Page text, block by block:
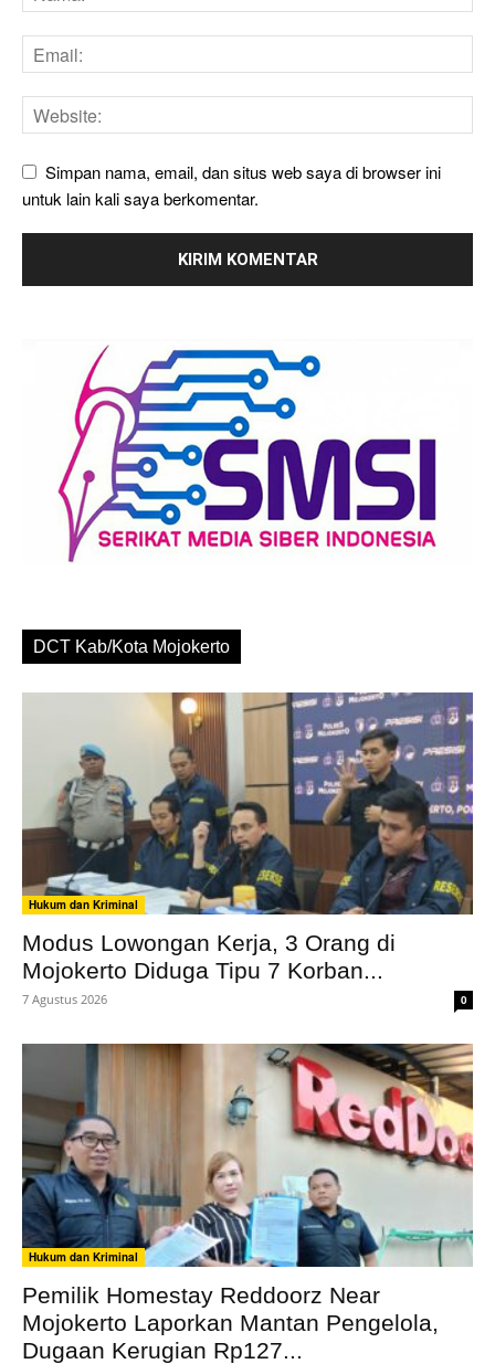
Simpan nama, email, dan situs web saya di browser ini
untuk lain kali saya berkomentar.
DCT Kab/Kota Mojokerto
Hukum dan Kriminal
Modus Lowongan Kerja, 3 Orang di
Mojokerto Diduga Tipu 7 Korban...
7 Agustus 2026 0
Hukum dan Kriminal
Pemilik Homestay Reddoorz Near
Mojokerto Laporkan Mantan Pengelola,
Dugaan Kerugian Rp127...